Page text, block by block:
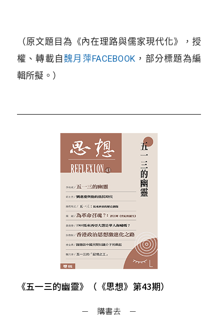
（原文題目為《內在理路與儒家現代化》，授
權、轉載自魏月萍FACEBOOK ，部分標題為編
輯所擬。）
《五一三的幽靈》（《思想》第43期）
－ 購書去 －